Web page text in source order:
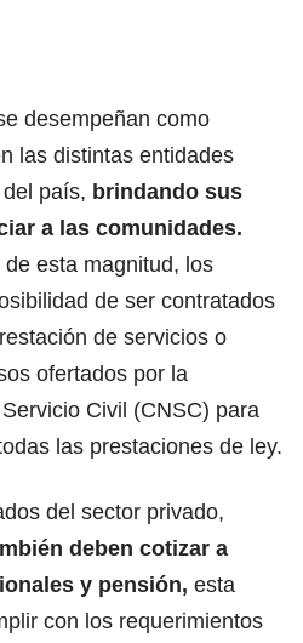
desempeñan como
las distintas entidades
país, brindando sus
a las comunidades.
esta magnitud, los
de ser contratados
de servicios o
ofertados por la
Civil (CNSC) para
las prestaciones de ley.
del sector privado,
deben cotizar a
y pensión, esta
con los requerimientos